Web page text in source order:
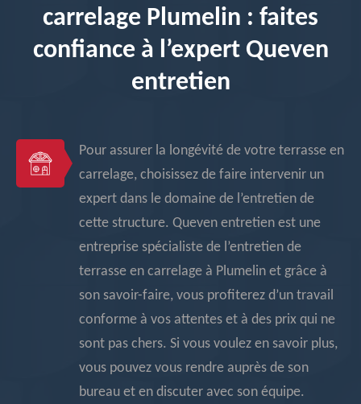
carrelage Plumelin : faites
confiance à l’expert Queven
entretien
Pour assurer la longévité de votre terrasse en
carrelage, choisissez de faire intervenir un
expert dans le domaine de l’entretien de
cette structure. Queven entretien est une
entreprise spécialiste de l’entretien de
terrasse en carrelage à Plumelin et grâce à
son savoir-faire, vous profiterez d’un travail
conforme à vos attentes et à des prix qui ne
sont pas chers. Si vous voulez en savoir plus,
vous pouvez vous rendre auprès de son
bureau et en discuter avec son équipe.